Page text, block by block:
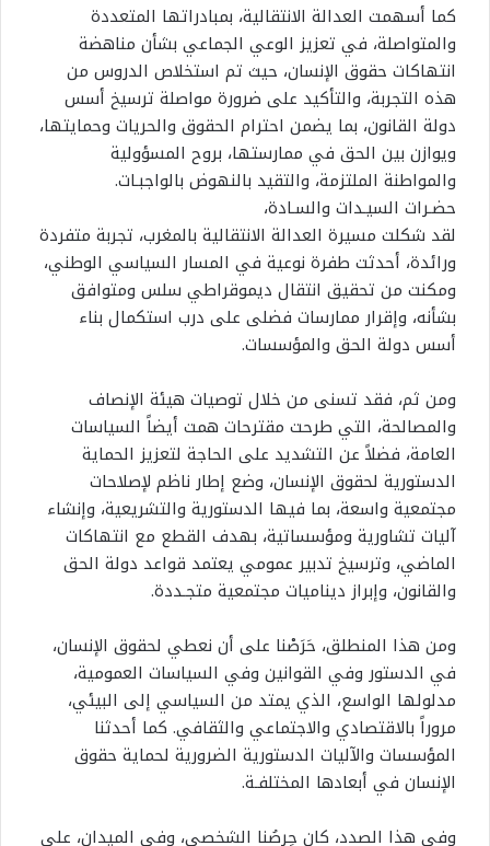
كما أسهمت العدالة الانتقالية، بمبادراتها المتعددة
والمتواصلة، في تعزيز الوعي الجماعي بشأن مناهضة
انتهاكات حقوق الإنسان، حيث تم استخلاص الدروس من
هذه التجربة، والتأكيد على ضرورة مواصلة ترسيخ أسس
دولة القانون، بما يضمن احترام الحقوق والحريات وحمايتها،
ويوازن بين الحق في ممارستها، بروح المسؤولية
والمواطنة الملتزمة، والتقيد بالنهوض بالواجبـات.
حضـرات السيـدات والسـادة،
لقد شكلت مسيرة العدالة الانتقالية بالمغرب، تجربة متفردة
ورائدة، أحدثت طفرة نوعية في المسار السياسي الوطني،
ومكنت من تحقيق انتقال ديموقراطي سلس ومتوافق
بشأنه، وإقرار ممارسات فضلى على درب استكمال بناء
أسس دولة الحق والمؤسسات.
ومن ثم، فقد تسنى من خلال توصيات هيئة الإنصاف
والمصالحة، التي طرحت مقترحات همت أيضاً السياسات
العامة، فضلاً عن التشديد على الحاجة لتعزيز الحماية
الدستورية لحقوق الإنسان، وضع إطار ناظم لإصلاحات
مجتمعية واسعة، بما فيها الدستورية والتشريعية، وإنشاء
آليات تشاورية ومؤسساتية، بهدف القطع مع انتهاكات
الماضي، وترسيخ تدبير عمومي يعتمد قواعد دولة الحق
والقانون، وإبراز ديناميات مجتمعية متجـددة.
ومن هذا المنطلق، حَرَصْنا على أن نعطي لحقوق الإنسان،
في الدستور وفي القوانين وفي السياسات العمومية،
مدلولها الواسع، الذي يمتد من السياسي إلى البيئي،
مروراً بالاقتصادي والاجتماعي والثقافي. كما أحدثنا
المؤسسات والآليات الدستورية الضرورية لحماية حقوق
الإنسان في أبعادها المختلفـة.
وفي هذا الصدد، كان حِرصُنا الشخصي، وفي الميدان، على